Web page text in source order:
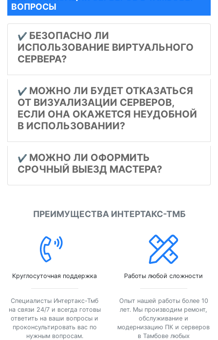
ВОПРОСЫ
✔️ БЕЗОПАСНО ЛИ
ИСПОЛЬЗОВАНИЕ ВИРТУАЛЬНОГО
СЕРВЕРА?
✔️ МОЖНО ЛИ БУДЕТ ОТКАЗАТЬСЯ
ОТ ВИЗУАЛИЗАЦИИ СЕРВЕРОВ,
ЕСЛИ ОНА ОКАЖЕТСЯ НЕУДОБНОЙ
В ИСПОЛЬЗОВАНИИ?
✔️ МОЖНО ЛИ ОФОРМИТЬ
СРОЧНЫЙ ВЫЕЗД МАСТЕРА?
ПРЕИМУЩЕСТВА ИНТЕРТАКС-ТМБ
Круглосуточная поддержка
Специалисты Интертакс-Тмб
на связи 24/7 и всегда готовы
ответить на ваши вопросы и
проконсультировать вас по
нужным вопросам.
Работы любой сложности
Опыт нашей работы более 10
лет. Мы производим ремонт,
обслуживание и
модернизацию ПК и серверов
в Тамбове любых